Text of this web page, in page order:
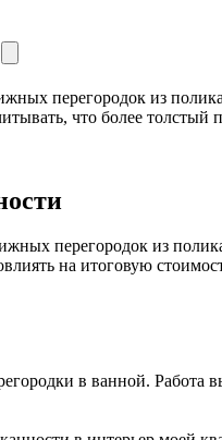
перегородок из
что более
перегородок из
на итоговую
в ванной. Работа